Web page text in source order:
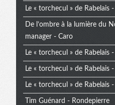
extra
Le « torchecul » de Rabelais
De l’ombre à la lumière du
manager - Caro
Le « torchecul » de Rabelais
Le « torchecul » de Rabelais
Le « torchecul » de Rabelais
Tim Guénard - Rondepierre